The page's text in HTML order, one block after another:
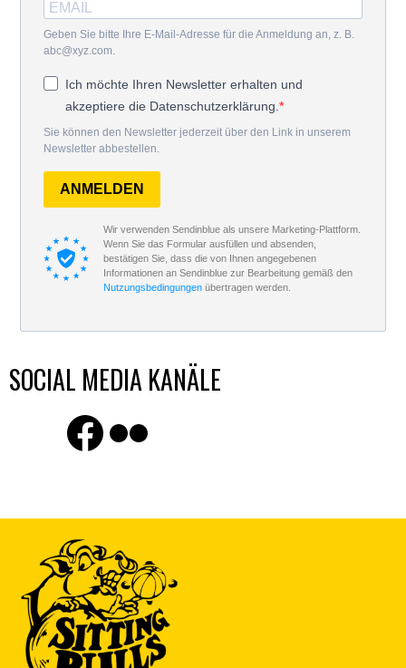
Geben Sie bitte Ihre E-Mail-Adresse für die Anmeldung an, z. B.
abc@xyz.com.
Ich möchte Ihren Newsletter erhalten und
akzeptiere die Datenschutzerklärung.
Sie können den Newsletter jederzeit über den Link in unserem
Newsletter abbestellen.
ANMELDEN
Wir verwenden Sendinblue als unsere Marketing-Plattform.
Wenn Sie das Formular ausfüllen und absenden,
bestätigen Sie, dass die von Ihnen angegebenen
Informationen an Sendinblue zur Bearbeitung gemäß den
Nutzungsbedingungenübertragen werden.
SOCIAL MEDIA KANÄLE
Finde uns auf Facebook
Flickr